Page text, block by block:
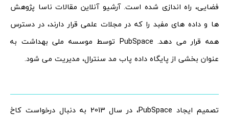
فضایی، راه اندازی شده است. آرشیو آنلاین مقالات ناسا پژوهش
ها و داده های مفبد را که در مجلات علمی قرار دارند، در دسترس
همه قرار می دهد. PubSpace توسط موسسه ملی بهداشت به
عنوان بخشی از پایگاه داده پاب مد سنترال، مدیریت می شود.
تصمیم ایجاد PubSpace، در سال 2013 به دنبال درخواست کاخ